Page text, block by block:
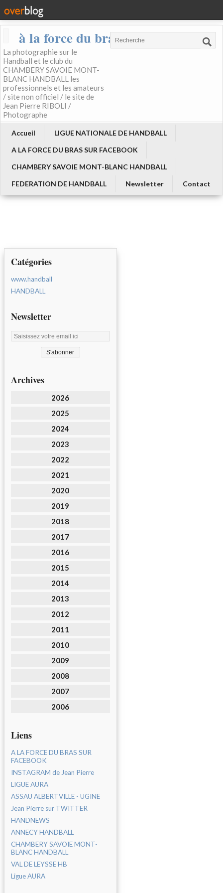
à la force du bras
La photographie sur le
Handball et le club du
CHAMBERY SAVOIE MONT-
BLANC HANDBALL les
professionnels et les amateurs
/ site non officiel / le site de
Jean Pierre RIBOLI /
Photographe
Accueil
LIGUE NATIONALE DE HANDBALL
A LA FORCE DU BRAS SUR FACEBOOK
CHAMBERY SAVOIE MONT-BLANC HANDBALL
FEDERATION DE HANDBALL
Newsletter Contact
Catégories
www.handball
HANDBALL
Newsletter
Archives
2026
2025
2024
2023
2022
2021
2020
2019
2018
2017
2016
2015
2014
2013
2012
2011
2010
2009
2008
2007
2006
Liens
A LA FORCE DU BRAS SUR
FACEBOOK
INSTAGRAM de Jean Pierre
LIGUE AURA
ASSAU ALBERTVILLE - UGINE
Jean Pierre sur TWITTER
HANDNEWS
ANNECY HANDBALL
CHAMBERY SAVOIE MONT-
BLANC HANDBALL
VAL DE LEYSSE HB
Ligue AURA